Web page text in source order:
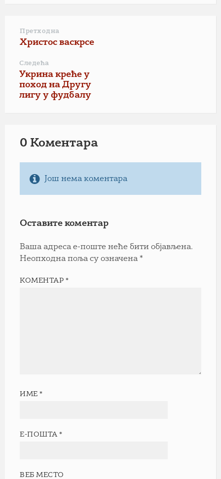
Претходна
Христос васкрсе
Следећа
Укрина креће у
поход на Другу
лигу у фудбалу
0 Коментарa
Још нема коментара
Оставите коментар
Ваша адреса е-поште неће бити објављена.
Неопходна поља су означена *
КОМЕНТАР*
ИМЕ*
Е-ПОШТА*
ВЕБ МЕСТО